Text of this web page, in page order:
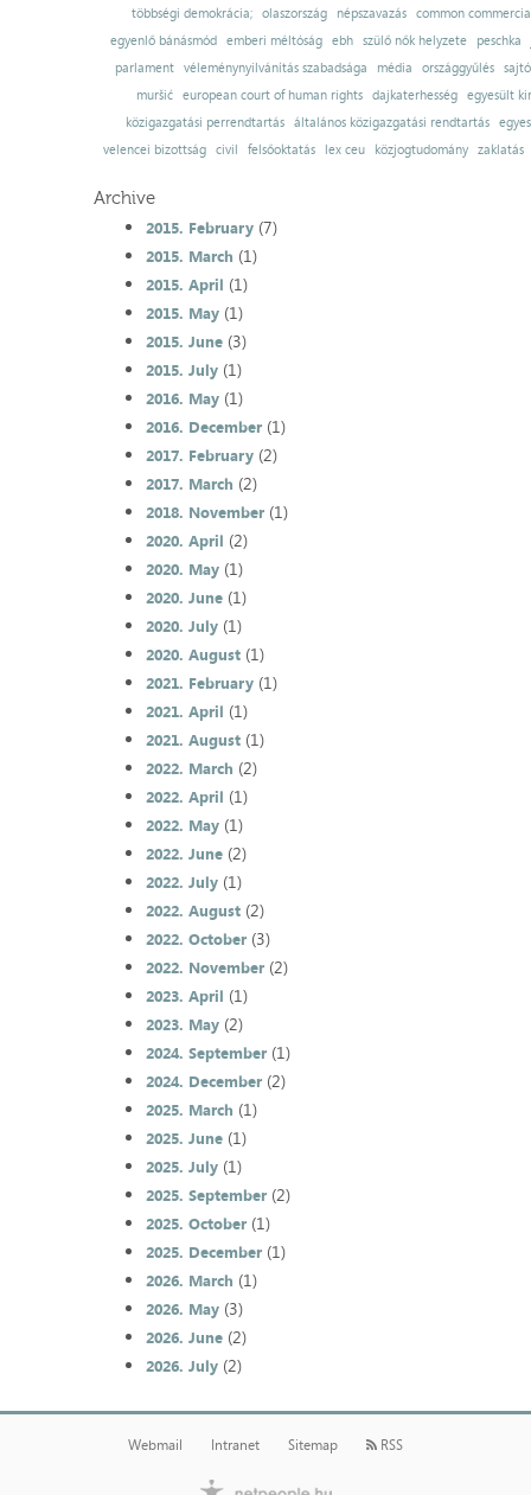
többségi demokrácia; olaszország népszavazás common
egyenlő bánásmód emberi méltóság ebh szülő nők helyzete
peschka
parlament
véleménynyilvánítás szabadsága média országgyűlés
muršić
european court of human rights dajkaterhesség
egyesült
közigazgatási perrendtartás
általános közigazgatási rendtartás
velencei bizottság
civil felsőoktatás lex ceu közjogtudomány zaklatás
Archive
2015. February(7)
2015. March (1)
2015. April (1)
2015. May(1)
2015. June(3)
2015. July(1)
2016. May(1)
2016. December(1)
2017. February(2)
2017. March (2)
2018. November(1)
2020. April (2)
2020. May(1)
2020. June(1)
2020. July(1)
2020. August(1)
2021. February(1)
2021. April (1)
2021. August(1)
2022. March (2)
2022. April (1)
2022. May(1)
2022. June(2)
2022. July(1)
2022. August(2)
2022. October(3)
2022. November(2)
2023. April (1)
2023. May(2)
2024. September(1)
2024. December(2)
2025. March (1)
2025. June(1)
2025. July(1)
2025. September(2)
2025. October(1)
2025. December(1)
2026. March (1)
2026. May(3)
2026. June(2)
2026. July(2)
Webmail Intranet Sitemap RSS